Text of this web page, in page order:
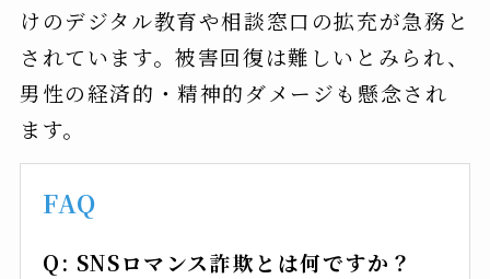
けのデジタル教育や相談窓口の拡充が急務と
されています。被害回復は難しいとみられ、
男性の経済的・精神的ダメージも懸念され
ます。
FAQ
Q: SNSロマンス詐欺とは何ですか？